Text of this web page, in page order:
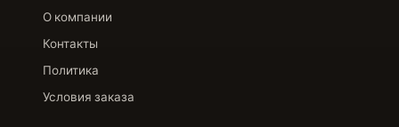
О компании
Контакты
Политика
Условия заказа